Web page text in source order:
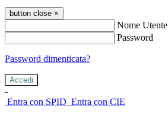
button close ×
Nome Utente
Password
Password dimenticata?
-
Entra con SPID Entra con CIE